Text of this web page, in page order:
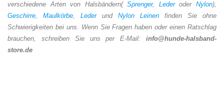
verschiedene Arten von Halsbändern(Sprenger, LederoderNylon),
Geschirre, Maulkörbe, Leder und Nylon Leinen finden Sie ohne
Schwierigkeiten bei uns. Wenn Sie Fragen haben oder einen Ratschlag
brauchen, schreiben Sie uns per E-Mail: info@hunde-halsband-
store.de